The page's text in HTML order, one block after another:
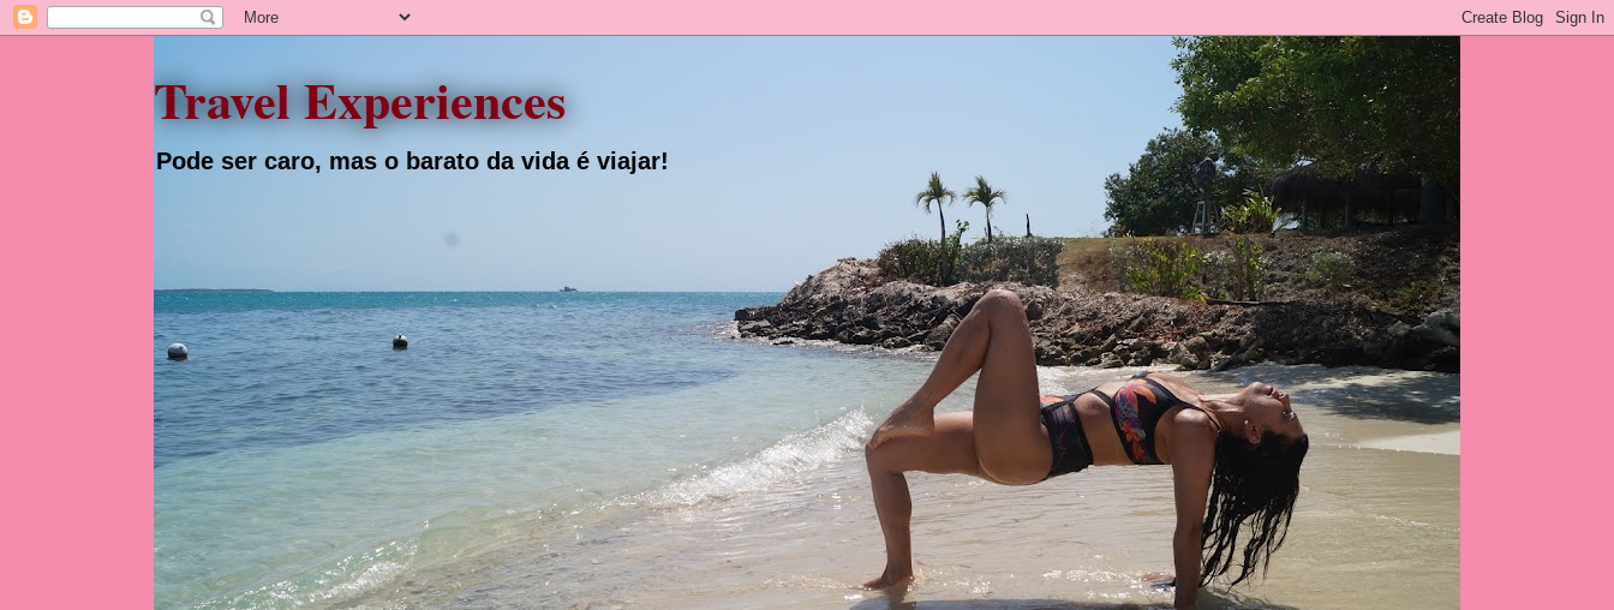
Travel Experiences
Pode ser caro, mas o barato da vida é viajar!